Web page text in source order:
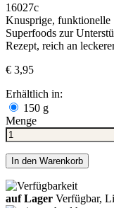
16027c
Knusprige, funktionelle
Superfoods zur
Rezept, reich an
€ 3,95
Erhältlich in:
150 g
Menge
In den Warenkorb
auf Lager Verfügbar,